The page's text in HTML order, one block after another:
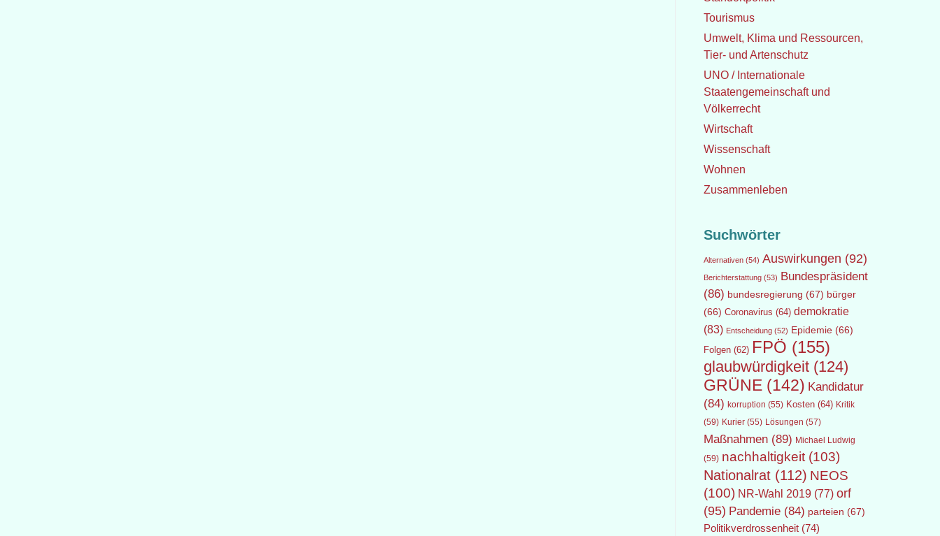
Tourismus
Umwelt, Klima und Ressourcen,
Tier- und Artenschutz
UNO / Internationale
Staatengemeinschaft und
Völkerrecht
Wirtschaft
Wissenschaft
Wohnen
Zusammenleben
Suchwörter
Alternativen(54) Auswirkungen (92)
Berichterstattung(53) Bundespräsident
(86) bundesregierung (67) bürger
(66) Coronavirus (64) demokratie
(83) Entscheidung(52) Epidemie(66)
Folgen(62) FPÖ (155)
glaubwürdigkeit(124)
GRÜNE(142) Kandidatur
(84) korruption (55) Kosten(64) Kritik
(59) Kurier(55) Lösungen (57)
Maßnahmen(89) Michael Ludwig
(59) nachhaltigkeit(103)
Nationalrat(112) NEOS
(100) NR-Wahl 2019(77) orf
(95) Pandemie(84) parteien (67)
Politikverdrossenheit(74)